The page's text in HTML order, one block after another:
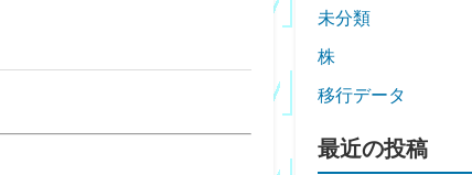
未分類
株
移行データ
最近の投稿